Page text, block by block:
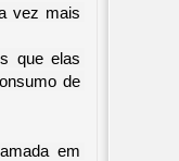
vez mais
que elas
de
em